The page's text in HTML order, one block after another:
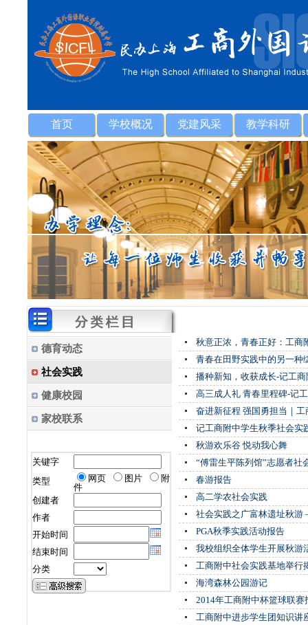
首页 学校概况 党建风采 教学科研
德育动态
社会实践
健康校园
家校联系
关键字
类型
网页 图片
附
件
创建者
作者
开始时间
结束时间
分类
秋意正浓，青春正好：工商
青春在田野实践中的另一种
播种新知，收获成长-记工
高三成人礼 青春里程碑-记
奋进新征程 强国勇担当｜
记工商附中学生秋季社会
秋游欢乐谷 悦动我心舞
“傅雷生平陈列馆”志愿者社
春游报告
高二学农社会实践
社会实践之广富林遗址秋
PGA秋季实践活动报告
我校组织全体学生开展秋游
工商附中社会实践基地举行
海湾森林公园游记
2014年工商附中杯篮球联赛
工商附中进步学生团知识讲